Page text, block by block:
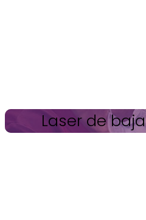
Laser de